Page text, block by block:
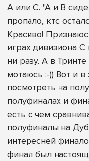
А или С. "А и В
пропало, кто
Красиво!
играх дивизиона
ни разу. А в
мотаюсь :-)) Вот и в
посмотреть на
полуфиналах и
есть с чем
полуфиналы на
интересней
финал был